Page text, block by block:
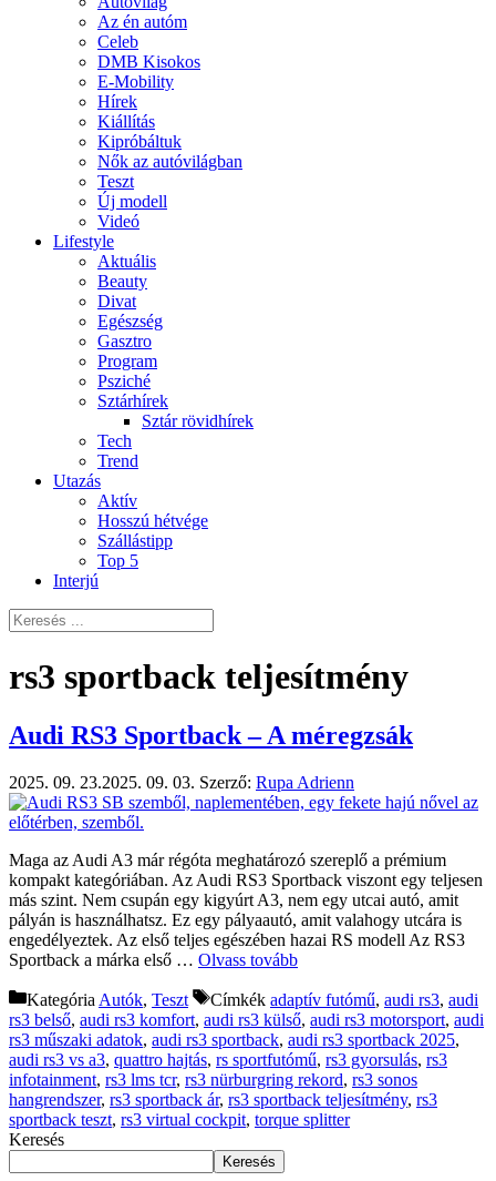
Az én autóm
Celeb
DMB Kisokos
E-Mobility
Hírek
Kiállítás
Kipróbáltuk
Nők az autóvilágban
Teszt
Új modell
Videó
Lifestyle
Aktuális
Beauty
Divat
Egészség
Gasztro
Program
Psziché
Sztárhírek
Sztár rövidhírek
Tech
Trend
Utazás
Aktív
Hosszú hétvége
Szállástipp
Top 5
Interjú
rs3 sportback teljesítmény
Audi RS3 Sportback – A méregzsák
2025. 09. 23.2025. 09. 03. Szerző: Rupa Adrienn
Maga az Audi A3 már régóta meghatározó szereplő a prémium
kompakt kategóriában. Az Audi RS3 Sportback viszont egy teljesen
más szint. Nem csupán egy kigyúrt A3, nem egy utcai autó, amit
pályán is használhatsz. Ez egy pályaautó, amit valahogy utcára is
engedélyeztek. Az első teljes egészében hazai RS modell Az RS3
Sportback a márka első … Olvass tovább
Kategória Autók, Teszt Címkék adaptív futómű, audi rs3, audi
rs3 belső, audi rs3 komfort, audi rs3 külső, audi rs3 motorsport, audi
rs3 műszaki adatok, audi rs3 sportback, audi rs3 sportback 2025,
audi rs3 vs a3, quattro hajtás, rs sportfutómű, rs3 gyorsulás, rs3
infotainment, rs3 lms tcr, rs3 nürburgring rekord, rs3 sonos
hangrendszer, rs3 sportback ár, rs3 sportback teljesítmény, rs3
sportback teszt, rs3 virtual cockpit, torque splitter
Keresés
Keresés